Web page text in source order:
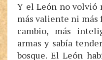
Y el León no volvió
más valiente ni más
cambio, más
armas y sabía
bosque. El León